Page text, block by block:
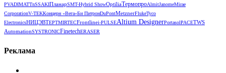
PVADIMATTnSSAKIПланарSMT-Hybrid ShowOptiliaТермопроAlmitJanomeMirae
CorporationV‑TEKКонцерн «Вега»Би ПитронDuPontMetznerFlukeTyco
ElectronicsНИЦЭВТEPTMIRTECFrontlinei-PULSEAltium DesignerPortasolРАСЕTWS
AutomationSYSTRONICFinetechERASER
Реклама